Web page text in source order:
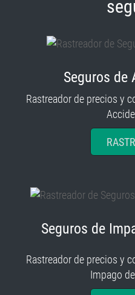
Seguros de
Rastreador de precios y
Seguros de
Rastreador de precios y
Impago